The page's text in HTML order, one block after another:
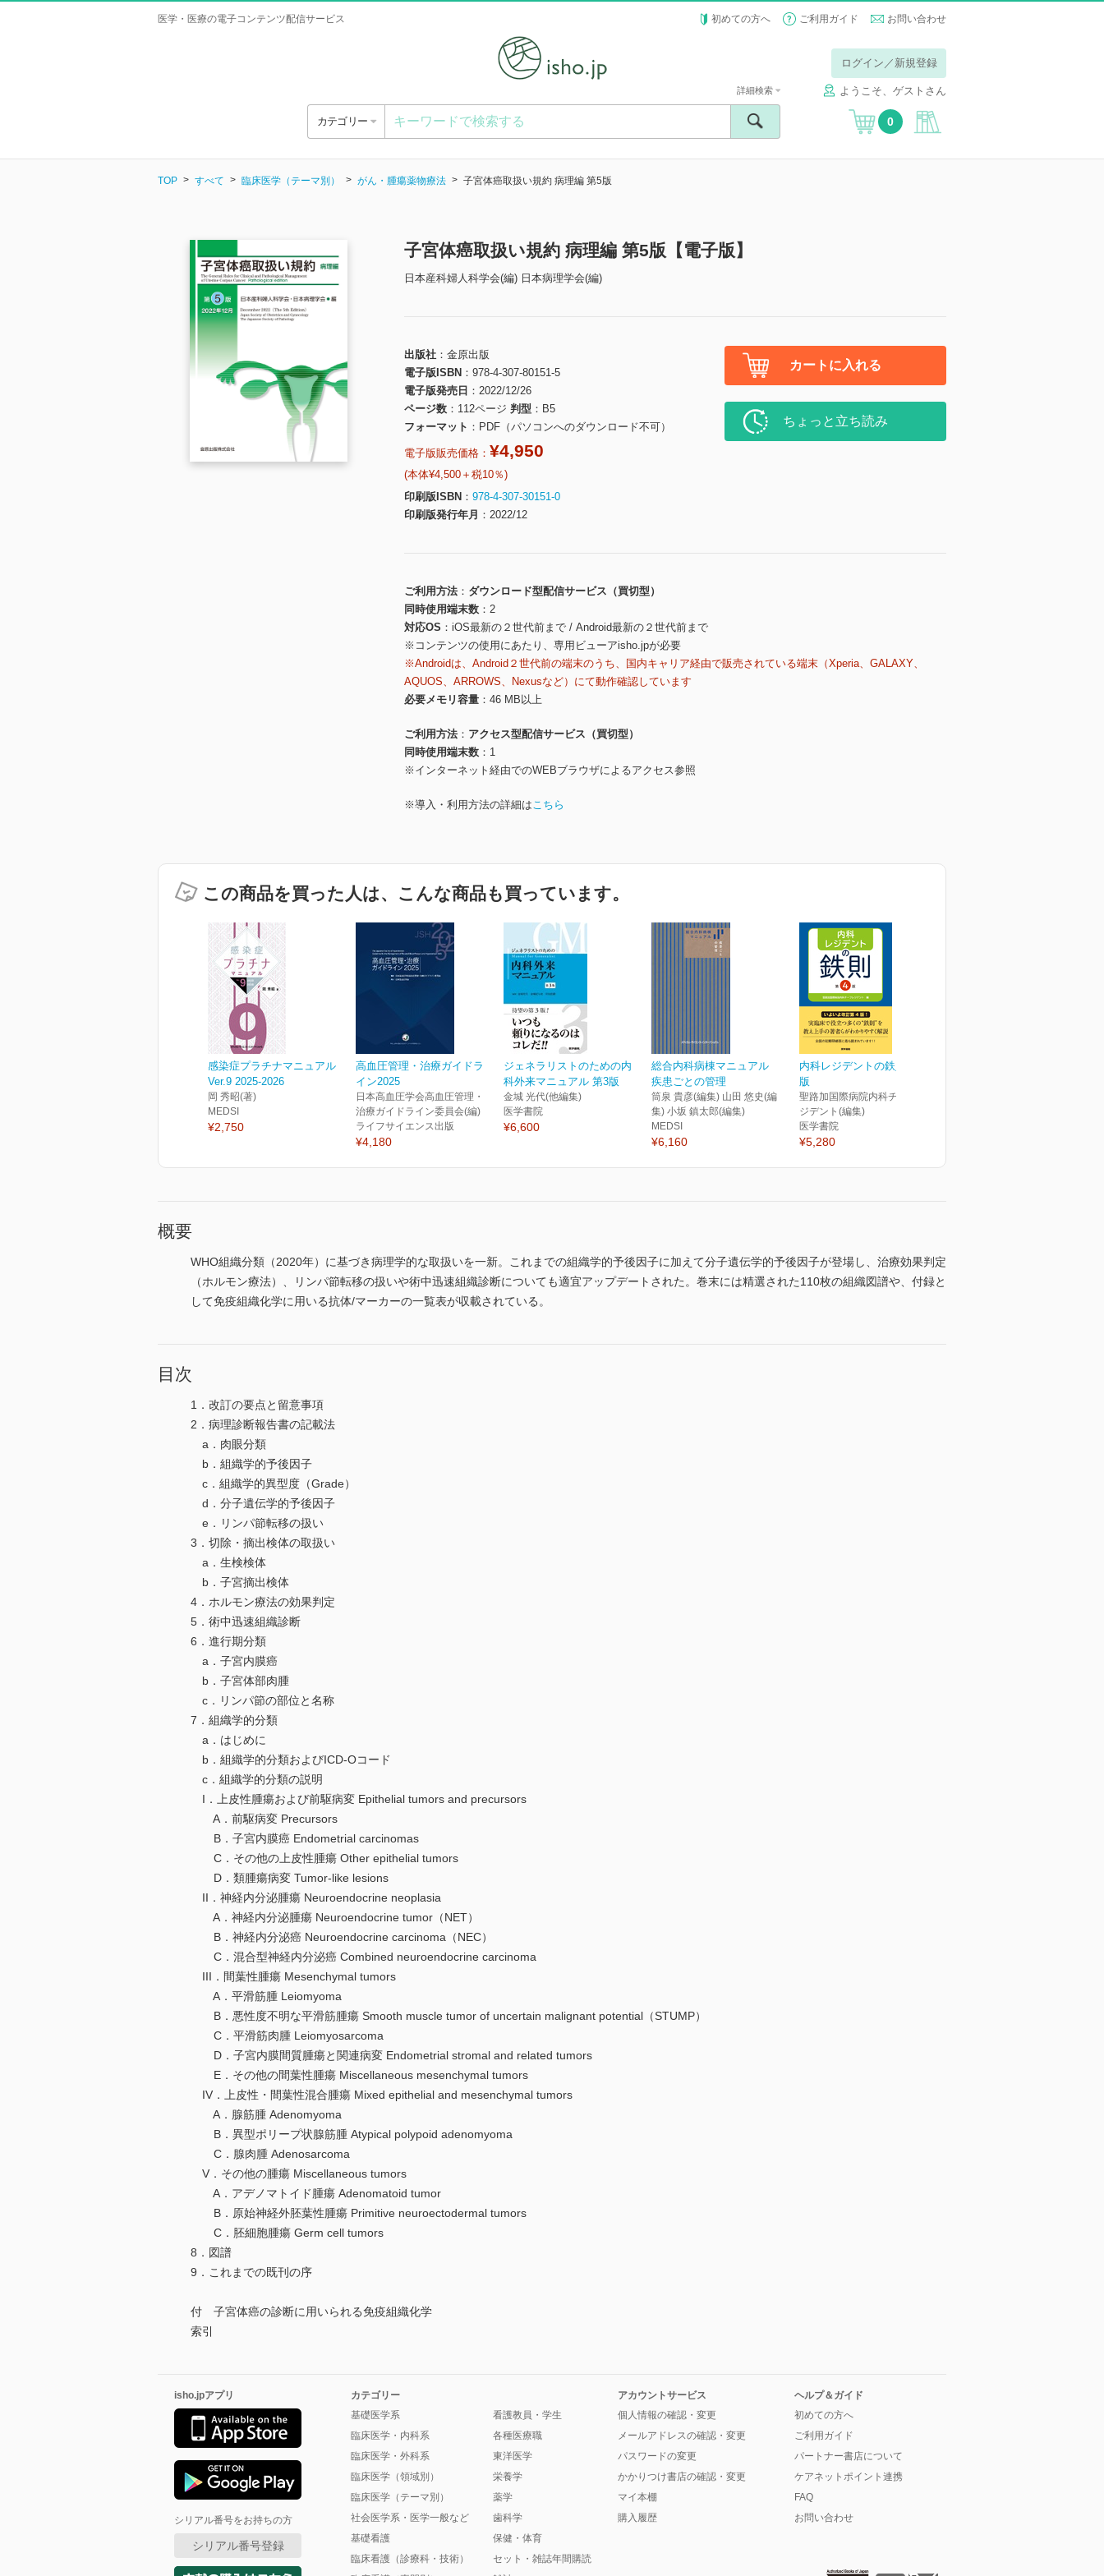
医学・医療の電子コンテンツ配信サービス 初めての方へ ご利用ガイド お問い合わせ
ログイン／新規登録
ようこそ、ゲストさん
カテゴリー
詳細検索
0
TOP すべて 臨床医学（テーマ別） がん・腫瘍薬物療法 子宮体癌取扱い規約 病理編 第5版
子宮体癌取扱い規約 病理編 第5版【電子版】
日本産科婦人科学会(編) 日本病理学会(編)
出版社
金原出版
電子版ISBN
978-4-307-80151-5
電子版発売日
2022/12/26
ページ数
112ページ 判型
B5
フォーマット
PDF（パソコンへのダウンロード不可）
電子版販売価格： ¥4,950
(本体¥4,500＋税10％)
印刷版ISBN
978-4-307-30151-0
印刷版発行年月
2022/12
カートに入れる
ちょっと立ち読み
ご利用方法
ダウンロード型配信サービス（買切型）
同時使用端末数
2
対応OS
iOS最新の２世代前まで / Android最新の２世代前まで
※コンテンツの使用にあたり、専用ビューアisho.jpが必要
※Androidは、Android２世代前の端末のうち、国内キャリア経由で販売されている端末（Xperia、GALAXY、
AQUOS、ARROWS、Nexusなど）にて動作確認しています
必要メモリ容量
46 MB以上
ご利用方法
アクセス型配信サービス（買切型）
同時使用端末数
1
※インターネット経由でのWEBブラウザによるアクセス参照
※導入・利用方法の詳細はこちら
この商品を買った人は、こんな商品も買っています。
感染症プラチナマニュアル
Ver.9 2025-2026
岡 秀昭(著)
MEDSI
¥2,750
高血圧管理・治療ガイドラ
イン2025
日本高血圧学会高血圧管理・
治療ガイドライン委員会(編)
ライフサイエンス出版
¥4,180
ジェネラリストのための内
科外来マニュアル 第3版
金城 光代(他編集)
医学書院
¥6,600
総合内科病棟マニュアル
疾患ごとの管理
筒泉 貴彦(編集) 山田 悠史(編
集) 小坂 鎮太郎(編集)
MEDSI
¥6,160
内科レジデントの鉄則 第4
版
聖路加国際病院内科チーフレ
ジデント(編集)
医学書院
¥5,280
概要
WHO組織分類（2020年）に基づき病理学的な取扱いを一新。これまでの組織学的予後因子に加えて分子遺伝学的予後因子が登場し、治療効果判定
（ホルモン療法）、リンパ節転移の扱いや術中迅速組織診断についても適宜アップデートされた。巻末には精選された110枚の組織図譜や、付録と
して免疫組織化学に用いる抗体/マーカーの一覧表が収載されている。
目次
1．改訂の要点と留意事項
2．病理診断報告書の記載法
a．肉眼分類
b．組織学的予後因子
c．組織学的異型度（Grade）
d．分子遺伝学的予後因子
e．リンパ節転移の扱い
3．切除・摘出検体の取扱い
a．生検検体
b．子宮摘出検体
4．ホルモン療法の効果判定
5．術中迅速組織診断
6．進行期分類
a．子宮内膜癌
b．子宮体部肉腫
c．リンパ節の部位と名称
7．組織学的分類
a．はじめに
b．組織学的分類およびICD-Oコード
c．組織学的分類の説明
I．上皮性腫瘍および前駆病変 Epithelial tumors and precursors
A．前駆病変 Precursors
B．子宮内膜癌 Endometrial carcinomas
C．その他の上皮性腫瘍 Other epithelial tumors
D．類腫瘍病変 Tumor-like lesions
II．神経内分泌腫瘍 Neuroendocrine neoplasia
A．神経内分泌腫瘍 Neuroendocrine tumor（NET）
B．神経内分泌癌 Neuroendocrine carcinoma（NEC）
C．混合型神経内分泌癌 Combined neuroendocrine carcinoma
III．間葉性腫瘍 Mesenchymal tumors
A．平滑筋腫 Leiomyoma
B．悪性度不明な平滑筋腫瘍 Smooth muscle tumor of uncertain malignant potential（STUMP）
C．平滑筋肉腫 Leiomyosarcoma
D．子宮内膜間質腫瘍と関連病変 Endometrial stromal and related tumors
E．その他の間葉性腫瘍 Miscellaneous mesenchymal tumors
IV．上皮性・間葉性混合腫瘍 Mixed epithelial and mesenchymal tumors
A．腺筋腫 Adenomyoma
B．異型ポリープ状腺筋腫 Atypical polypoid adenomyoma
C．腺肉腫 Adenosarcoma
V．その他の腫瘍 Miscellaneous tumors
A．アデノマトイド腫瘍 Adenomatoid tumor
B．原始神経外胚葉性腫瘍 Primitive neuroectodermal tumors
C．胚細胞腫瘍 Germ cell tumors
8．図譜
9．これまでの既刊の序
付 子宮体癌の診断に用いられる免疫組織化学
索引
isho.jpアプリ
シリアル番号をお持ちの方
シリアル番号登録
カテゴリー
基礎医学系
臨床医学・内科系
臨床医学・外科系
臨床医学（領域別）
臨床医学（テーマ別）
社会医学系・医学一般など
基礎看護
臨床看護（診療科・技術）
看護教員・学生
各種医療職
東洋医学
栄養学
薬学
歯科学
保健・体育
セット・雑誌年間購読
アカウントサービス
個人情報の確認・変更
メールアドレスの確認・変更
パスワードの変更
かかりつけ書店の確認・変更
マイ本棚
購入履歴
ヘルプ＆ガイド
初めての方へ
ご利用ガイド
パートナー書店について
ケアネットポイント連携
FAQ
お問い合わせ